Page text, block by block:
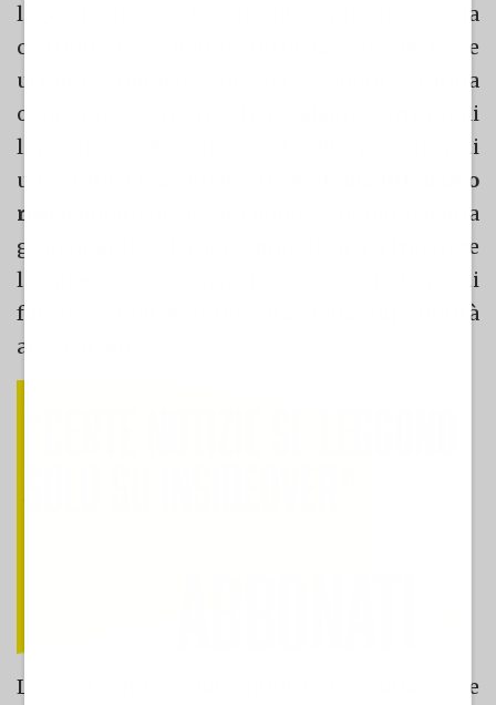
logoramento. I primi giorni della
controffensiva hanno tuttavia visto le forze
ucraine perdere diversi sistemi d’arma
occidentali a fronte di guadagni territoriali
limitati. Ciò è stato dovuto alla presenza di
uno statico ma imponente
sistema difensivo
russo
dotato di elevata potenza di fuoco e una
gran quantità di campi minati, atti a frustrare
le capacità di manovra ucraine. Tale potenza di
fuoco è inoltre rinforzata dalla superiorità
aerea di Mosca.
L’esercito di Kiev ha quindi tenuto una breve